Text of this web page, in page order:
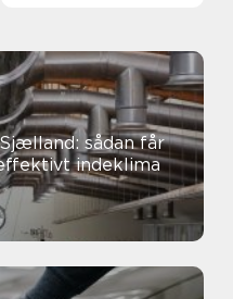
sådan får
indeklima